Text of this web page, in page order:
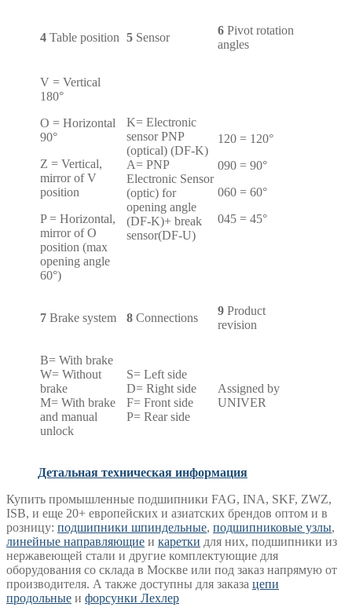
4 Table position 5 Sensor
6 Pivot rotation
angles
V = Vertical
180°
O = Horizontal
90°
Z = Vertical,
mirror of V
position
P = Horizontal,
mirror of O
position (max
opening angle
60°)
K= Electronic
sensor PNP
(optical) (DF-K)
A= PNP
Electronic Sensor
(optic) for
opening angle
(DF-K)+ break
sensor(DF-U)
120 = 120°
090 = 90°
060 = 60°
045 = 45°
7 Brake system 8 Connections
9 Product
revision
B= With brake
W= Without
brake
M= With brake
and manual
unlock
S= Left side
D= Right side
F= Front side
P= Rear side
Assigned by
UNIVER
Детальная техническая информация
Купить промышленные подшипники FAG, INA, SKF, ZWZ,
ISB, и еще 20+ европейских и азиатских брендов оптом и в
розницу: подшипники шпиндельные, подшипниковые узлы,
линейные направляющие и каретки для них, подшипники из
нержавеющей стали и другие комплектующие для
оборудования со склада в Москве или под заказ напрямую от
производителя. А также доступны для заказа цепи
продольные и форсунки Лехлер